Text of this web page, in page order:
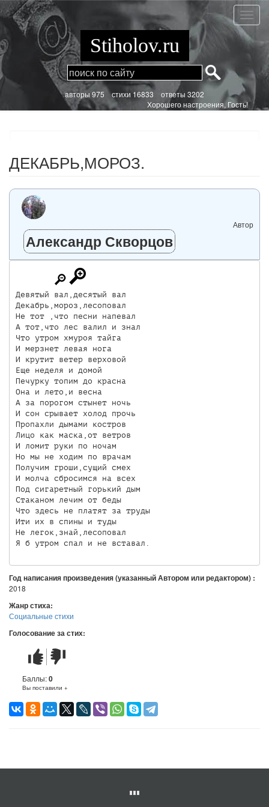
Перейти
к
основному
содержанию
Stiholov.ru
aвторы 975стихи 16833 ответы 3202
Хорошего настроения, Гость!
ДЕКАБРЬ,МОРОЗ.
Автор
Александр Скворцов
Девятый вал,десятый вал
Декабрь,мороз,лесоповал
Не тот ,что песни напевал
А тот,что лес валил и знал
Что утром хмуроя тайга
И мерзнет левая нога
И крутит ветер верховой
Еще неделя и домой
Печурку топим до красна
Она и лето,и весна
А за порогом стынет ночь
И сон срывает холод прочь
Пропахли дымами костров
Лицо как маска,от ветров
И ломит руки по ночам
Но мы не ходим по врачам
Получим гроши,сущий смех
И молча сбросимся на всех
Под сигаретный горький дым
Стаканом лечим от беды
Что здесь не платят за труды
Ити их в спины и туды
Не легок,знай,лесоповал
Год написания произведения (указанный Автором или редактором) :
2018
Жанр стиха:
Социальные стихи
Голосование за стих:
Стих
понравился
Стих
не
понравился
Баллы:0
Вы поставили +